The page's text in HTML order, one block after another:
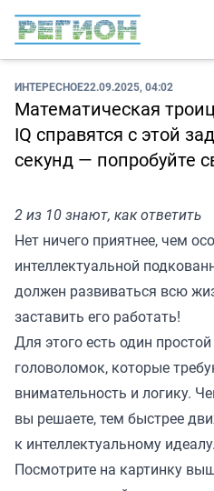
ИНТЕРЕСНОЕ22.09.2025, 04:02
Математическая
IQ справятся с этой
секунд — попробуйте
2 из 10 знают, как ответить
Нет ничего приятнее, чем
интеллектуальной
должен развиваться всю
заставить его работать!
Для этого есть один
головоломок, которые
внимательность и логику.
вы решаете, тем быстрее
к интеллектуальному идеалу.
Посмотрите на картинку